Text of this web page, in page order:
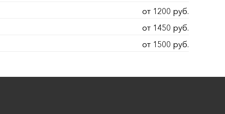
от 1200 руб.
от 1450 руб.
от 1500 руб.